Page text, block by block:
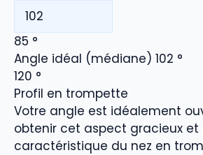
85 °
Angle idéal (médiane) 102 °
120 °
Profil en trompette
Votre angle est idéalement
obtenir cet aspect gracieux et
caractéristique du nez en